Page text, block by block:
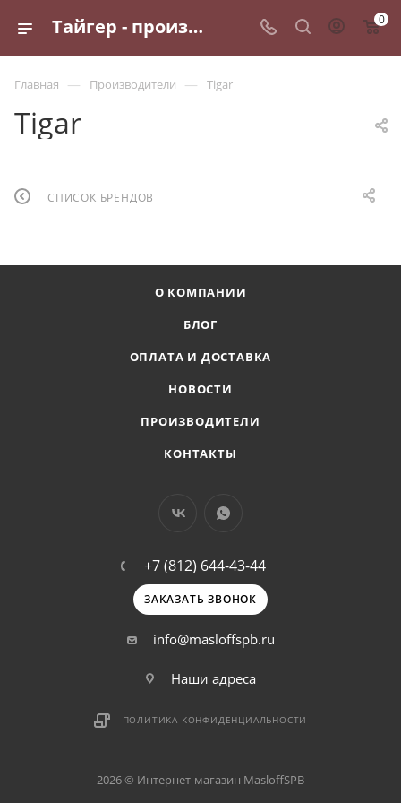
Тайгер - производитель автомобильных шин 0
Главная — Производители — Tigar
Tigar
СПИСОК БРЕНДОВ
О КОМПАНИИ
БЛОГ
ОПЛАТА И ДОСТАВКА
НОВОСТИ
ПРОИЗВОДИТЕЛИ
КОНТАКТЫ
+7 (812) 644-43-44
ЗАКАЗАТЬ ЗВОНОК
info@masloffspb.ru
Наши адреса
ПОЛИТИКА КОНФИДЕНЦИАЛЬНОСТИ
2026 © Интернет-магазин MasloffSPB